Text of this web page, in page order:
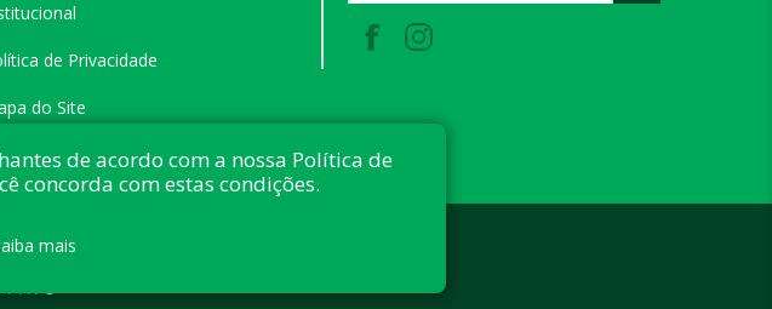
de Privacidade
do Site
Button Shop. Todos direitos reservados.
de acordo com a nossa Política de
concorda com estas condições.
mais